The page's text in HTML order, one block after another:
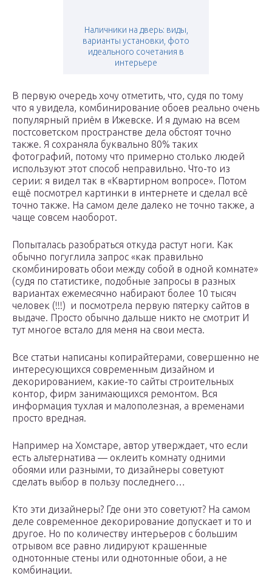
Наличники на дверь: виды,
варианты установки, фото
идеального сочетания в
интерьере
В первую очередь хочу отметить, что, судя по тому
что я увидела, комбинирование обоев реально очень
популярный приём в Ижевске. И я думаю на всем
постсоветском пространстве дела обстоят точно
также. Я сохраняла буквально 80% таких
фотографий, потому что примерно столько людей
используют этот способ неправильно. Что-то из
серии: я видел так в «Квартирном вопросе». Потом
ещё посмотрел картинки в интернете и сделал всё
точно также. На самом деле далеко не точно также, а
чаще совсем наоборот.
Попыталась разобраться откуда растут ноги. Как
обычно погуглила запрос «как правильно
скомбинировать обои между собой в одной комнате»
(судя по статистике, подобные запросы в разных
вариантах ежемесячно набирают более 10 тысяч
человек (!!!) и посмотрела первую пятерку сайтов в
выдаче. Просто обычно дальше никто не смотрит И
тут многое встало для меня на свои места.
Все статьи написаны копирайтерами, совершенно не
интересующихся современным дизайном и
декорированием, какие-то сайты строительных
контор, фирм занимающихся ремонтом. Вся
информация тухлая и малополезная, а временами
просто вредная.
Например на Хомстаре, автор утверждает, что если
есть альтернатива — оклеить комнату одними
обоями или разными, то дизайнеры советуют
сделать выбор в пользу последнего…
Кто эти дизайнеры? Где они это советуют? На самом
деле современное декорирование допускает и то и
другое. Но по количеству интерьеров с большим
отрывом все равно лидируют крашенные
однотонные стены или однотонные обои, а не
комбинации.